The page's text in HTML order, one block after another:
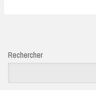
Rechercher